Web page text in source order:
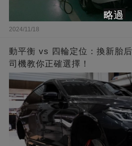
2024/11/18
動平衡 vs 四輪定位：換新胎
司機教你正確選擇！
略過